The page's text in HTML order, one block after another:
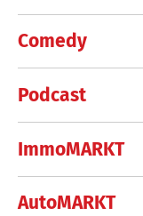
Comedy
Podcast
ImmoMARKT
AutoMARKT